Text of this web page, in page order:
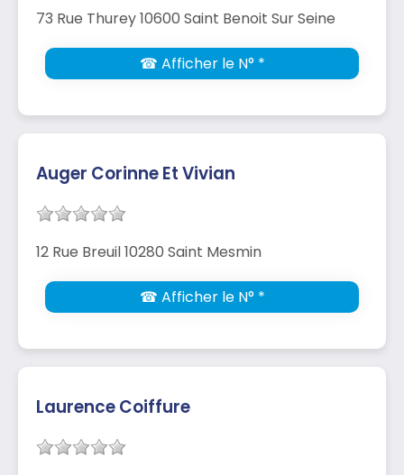
73 Rue Thurey 10600 Saint Benoit Sur Seine
☎ Afficher le N° *
Auger Corinne Et Vivian
12 Rue Breuil 10280 Saint Mesmin
☎ Afficher le N° *
Laurence Coiffure